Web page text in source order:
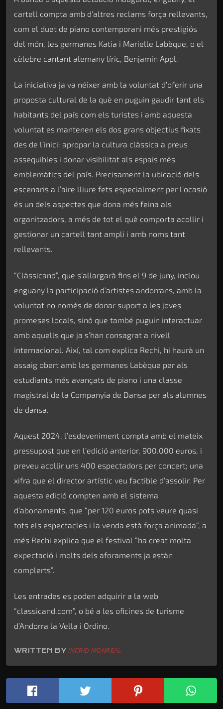
cartell compta amb d’altres reclams força rellevants,
com el duet de piano contemporani més prestigiós
del món, les germanes Katia i Marielle Labèque, o el
cèlebre cantant alemany líric, Benjamin Appl.
La iniciativa ja va néixer amb la voluntat d’oferir una
proposta cultural de la què en puguin gaudir tant els
habitants del país com els turistes i amb aquesta
voluntat es mantenen els dos grans objectius fixats
des de l’inici: apropar la cultura clàssica a preus
assequibles i donar visibilitat als espais més
emblemàtics del país. Precisament la ubicació dels
escenaris a l’aire lliure fets especialment per l’ocasió
és un dels aspectes que dona més feina als
organitzadors, a més de tot el què comporta acollir i
gestionar un cartell tant ampli i amb noms tant
rellevants.
“Clàssicand”, que s’allargarà fins el 9 de juny, inclou
enguany la participació d’artistes andorrans, amb la
voluntat no només de donar suport a les joves
promeses locals, sinó que també puguin interactuar
amb aquells que ja s’han consagrat a nivell
internacional. Així, tal com explica Rechi, hi haurà un
assaig obert amb les germanes Labèque per als
estudiants més avançats de piano i una classe
magistral de la Companyia de Dansa per als alumnes
de dansa.
Aquest 2024, l’esdeveniment compta amb el mateix
pressupost que en l’edició anterior, 900.000 euros, i
preveu acollir uns 400 espectadors per concert; una
xifra que el director artístic veu factible d’assolir. Per
aquesta edició compten amb el sistema
d’abonaments, que “per 120 euros pots veure quasi
tots els espectacles i la venda està força animada”, a
més Rechi explica que el festival “ha creat molta
expectació i molts dels aforaments ja estàn
complerts”.
Les entrades es poden adquirir a la web
“classicand.com”, o bé a les oficines de turisme
d’Andorra la Vella i Ordino.
WRITTEN BYINGRID MONREAL